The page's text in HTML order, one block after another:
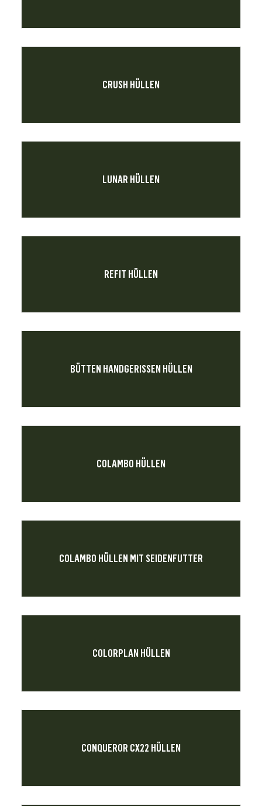
CRUSH HÜLLEN
LUNAR HÜLLEN
REFIT HÜLLEN
BÜTTEN HANDGERISSEN HÜLLEN
COLAMBO HÜLLEN
COLAMBO HÜLLEN MIT SEIDENFUTTER
COLORPLAN HÜLLEN
CONQUEROR CX22 HÜLLEN